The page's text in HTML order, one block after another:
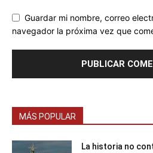
Guardar mi nombre, correo
navegador la próxima vez que
MÁS POPULAR
La historia no